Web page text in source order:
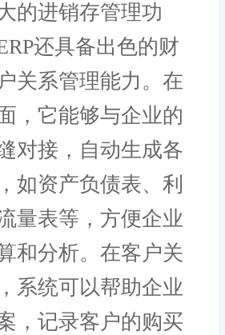
进销存管理功
还具备出色的财
关系管理能力。在
，它能够与企业的
对接，自动生成各
如资产负债表、利
量表等，方便企业
和分析。在客户关
系统可以帮助企业
，记录客户的购买